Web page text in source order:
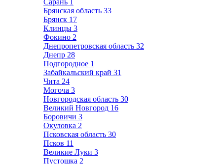
Сарань 1
Брянская область 33
Брянск 17
Клинцы 3
Фокино 2
Днепропетровская область 32
Днепр 28
Подгородное 1
Забайкальский край 31
Чита 24
Могоча 3
Новгородская область 30
Великий Новгород 16
Боровичи 3
Окуловка 2
Псковская область 30
Псков 11
Великие Луки 3
Пустошка 2